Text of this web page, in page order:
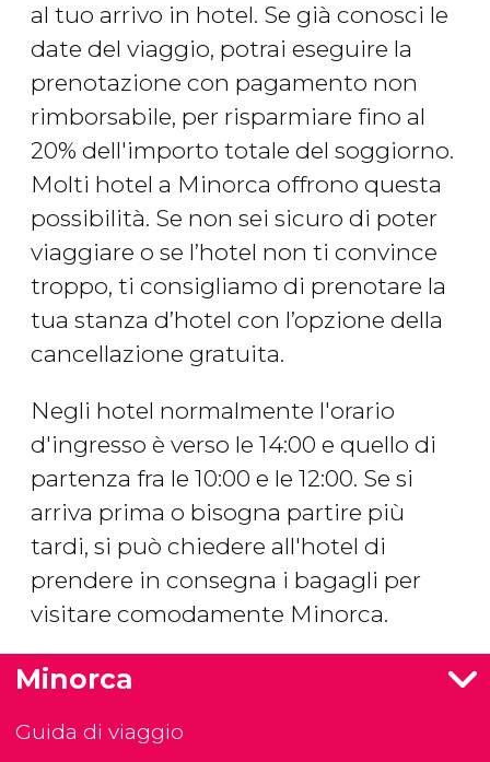
al tuo arrivo in hotel. Se già conosci le
date del viaggio, potrai eseguire la
prenotazione con pagamento non
rimborsabile, per risparmiare fino al
20% dell'importo totale del soggiorno.
Molti hotel a Minorca offrono questa
possibilità. Se non sei sicuro di poter
viaggiare o se l’hotel non ti convince
troppo, ti consigliamo di prenotare la
tua stanza d’hotel con l’opzione della
cancellazione gratuita.
Negli hotel normalmente l'orario
d'ingresso è verso le 14:00 e quello di
partenza fra le 10:00 e le 12:00. Se si
arriva prima o bisogna partire più
tardi, si può chiedere all'hotel di
prendere in consegna i bagagli per
visitare comodamente Minorca.
Minorca
Guida di viaggio